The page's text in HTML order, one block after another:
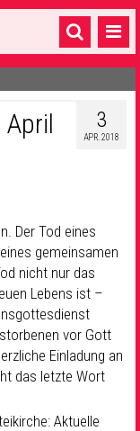
3
APR. 2018
April
Der Tod eines
gemeinsamen
nicht nur das
Lebens ist –
vor Gott
Einladung an
das letzte Wort
Aktuelle